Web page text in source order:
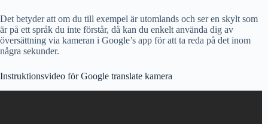
Det betyder att om du till exempel är utomlands och ser en skylt som
är på ett språk du inte förstår, då kan du enkelt använda dig av
översättning via kameran i Google’s app för att ta reda på det inom
några sekunder.
Instruktionsvideo för Google translate kamera